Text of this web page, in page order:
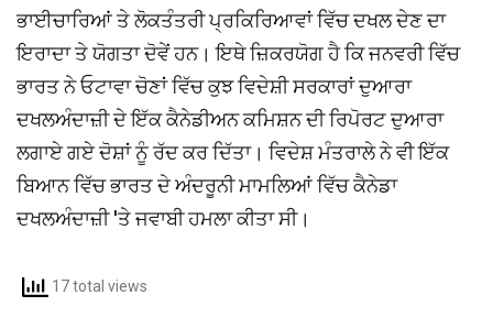
ਭਾਈਚਾਰਿਆਂ ਤੇ ਲੋਕਤੰਤਰੀ ਪ੍ਰਕਿਰਿਆਵਾਂ ਵਿੱਚ ਦਖਲ ਦੇਣ ਦਾ
ਇਰਾਦਾ ਤੇ ਯੋਗਤਾ ਦੋਵੇਂ ਹਨ। ਇਥੇ ਜ਼ਿਕਰਯੋਗ ਹੈ ਕਿ ਜਨਵਰੀ ਵਿੱਚ
ਭਾਰਤ ਨੇ ਓਟਾਵਾ ਚੋਣਾਂ ਵਿੱਚ ਕੁਝ ਵਿਦੇਸ਼ੀ ਸਰਕਾਰਾਂ ਦੁਆਰਾ
ਦਖਲਅੰਦਾਜ਼ੀ ਦੇ ਇੱਕ ਕੈਨੇਡੀਅਨ ਕਮਿਸ਼ਨ ਦੀ ਰਿਪੋਰਟ ਦੁਆਰਾ
ਲਗਾਏ ਗਏ ਦੋਸ਼ਾਂ ਨੂੰ ਰੱਦ ਕਰ ਦਿੱਤਾ। ਵਿਦੇਸ਼ ਮੰਤਰਾਲੇ ਨੇ ਵੀ ਇੱਕ
ਬਿਆਨ ਵਿੱਚ ਭਾਰਤ ਦੇ ਅੰਦਰੂਨੀ ਮਾਮਲਿਆਂ ਵਿੱਚ ਕੈਨੇਡਾ
ਦਖਲਅੰਦਾਜ਼ੀ 'ਤੇ ਜਵਾਬੀ ਹਮਲਾ ਕੀਤਾ ਸੀ।
17 total views